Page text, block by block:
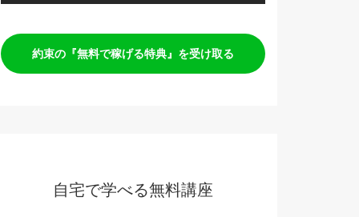
約束の『無料で稼げる特典』を受け取る
自宅で学べる無料講座